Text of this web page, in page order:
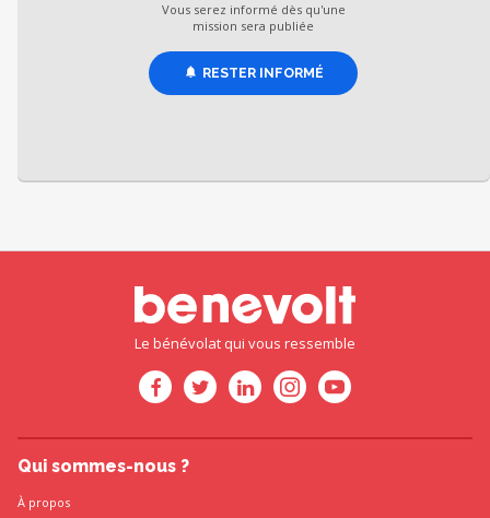
Vous serez informé dès qu'une
mission sera publiée
RESTER INFORMÉ
Le bénévolat qui vous ressemble
Qui sommes-nous ?
À propos